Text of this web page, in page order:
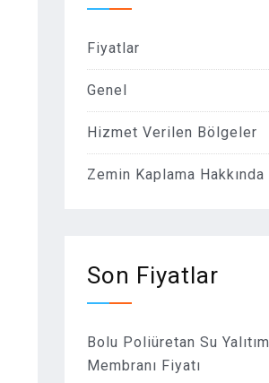
Fiyatlar
Genel
Hizmet Verilen Bölgeler
Zemin Kaplama Hakkında
Son Fiyatlar
Bolu Poliüretan Su Yalıtım
Membranı Fiyatı